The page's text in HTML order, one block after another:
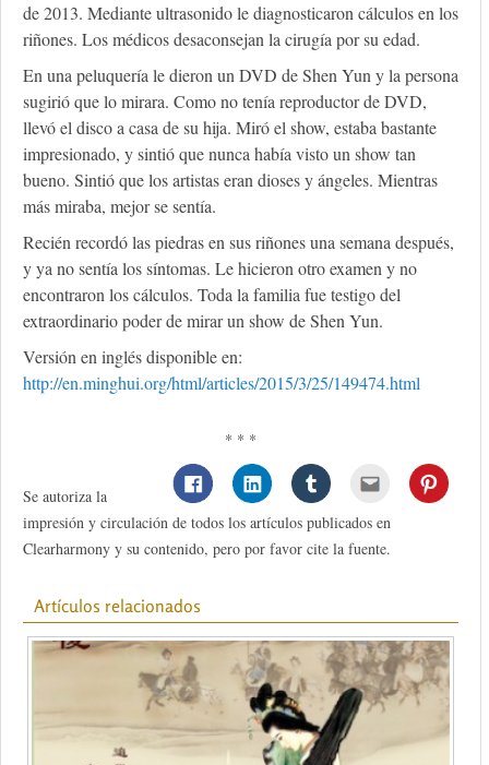
de 2013. Mediante ultrasonido le diagnosticaron cálculos en los
riñones. Los médicos desaconsejan la cirugía por su edad.
En una peluquería le dieron un DVD de Shen Yun y la persona
sugirió que lo mirara. Como no tenía reproductor de DVD,
llevó el disco a casa de su hija. Miró el show, estaba bastante
impresionado, y sintió que nunca había visto un show tan
bueno. Sintió que los artistas eran dioses y ángeles. Mientras
más miraba, mejor se sentía.
Recién recordó las piedras en sus riñones una semana después,
y ya no sentía los síntomas. Le hicieron otro examen y no
encontraron los cálculos. Toda la familia fue testigo del
extraordinario poder de mirar un show de Shen Yun.
Versión en inglés disponible en:
http://en.minghui.org/html/articles/2015/3/25/149474.html
* * *
Se autoriza la
impresión y circulación de todos los artículos publicados en
Clearharmony y su contenido, pero por favor cite la fuente.
Artículos relacionados